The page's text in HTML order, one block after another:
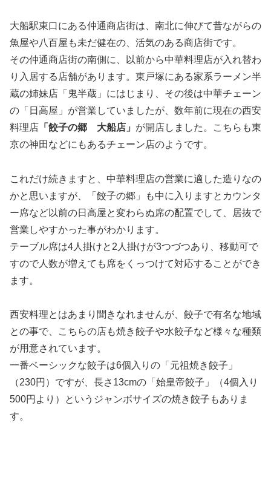
大船駅東口にある仲通商店街は、南北に伸びて昔ながらの
魚屋や八百屋も未だ健在の、活気のある商店街です。
その仲通商店街の南側に、以前から中華料理店が入れ替わ
り入居する店舗があります。東戸塚にある家系ラーメン半
蔵の姉妹店「鬼半蔵」にはじまり、その後は中華チェーン
の「日高屋」が営業していましたが、数年前に現在の西安
料理店 「餃子の郷 大船店」 が開店しました。こちらも東
京の神田などにもあるチェーン店のようです。
これだけ続きますと、中華料理店の営業に適した造りなの
かと思いますが、「餃子の郷」も中に入りますとカウンタ
ー席など以前の日高屋と変わらぬ席の配置でして、居抜で
営業しやすかった事がわかります。
テーブル席は4人掛けと2人掛けが3つづつあり、移動可で
すので人数が増えても席をくっつけて対応することができ
ます。
西安料理とはあまり聞きなれませんが、餃子で有名な地域
との事で、こちらの店も焼き餃子や水餃子など様々な種類
が用意されています。
一番ベーシックな餃子は6個入りの「元祖焼き餃子」
（230円）ですが、長さ13cmの「始皇帝餃子」（4個入り
500円より）というジャンボサイズの焼き餃子もありま
す。